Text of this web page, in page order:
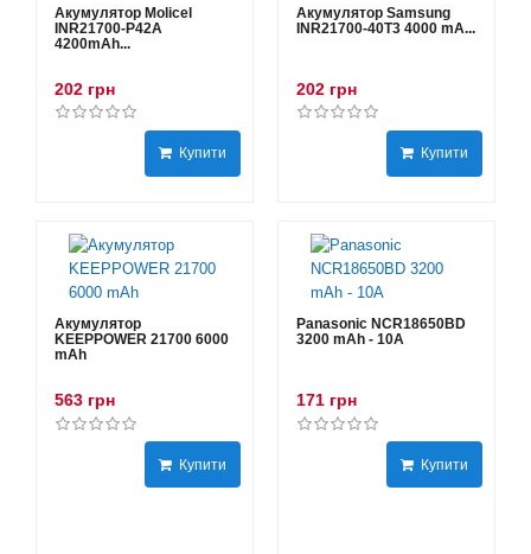
Акумулятор Molicel
INR21700-P42A
4200mAh...
202 грн
Купити
Акумулятор Samsung
INR21700-40T3 4000 mA...
202 грн
Купити
Акумулятор
KEEPPOWER 21700 6000
mAh
563 грн
Купити
Panasonic NCR18650BD
3200 mAh - 10А
171 грн
Купити